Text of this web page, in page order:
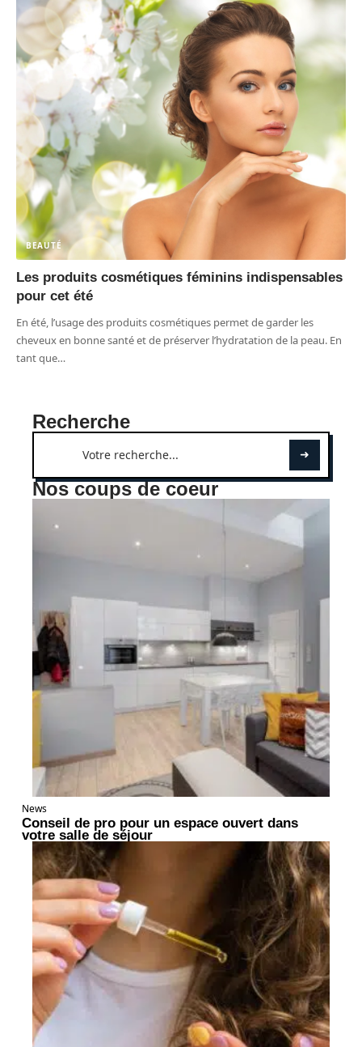
BEAUTÉ
Les produits cosmétiques féminins indispensables
pour cet été
En été, l’usage des produits cosmétiques permet de garder les
cheveux en bonne santé et de préserver l’hydratation de la peau. En
tant que…
Recherche
Nos coups de coeur
News
Conseil de pro pour un espace ouvert dans
votre salle de séjour